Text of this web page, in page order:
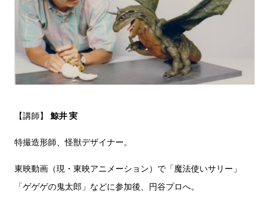
【講師】 鯨井 実
特撮造形師、怪獣デザイナー。
東映動画（現・東映アニメーション）で「魔法使いサリー」
「ゲゲゲの鬼太郎」などに参加後、円谷プロへ。